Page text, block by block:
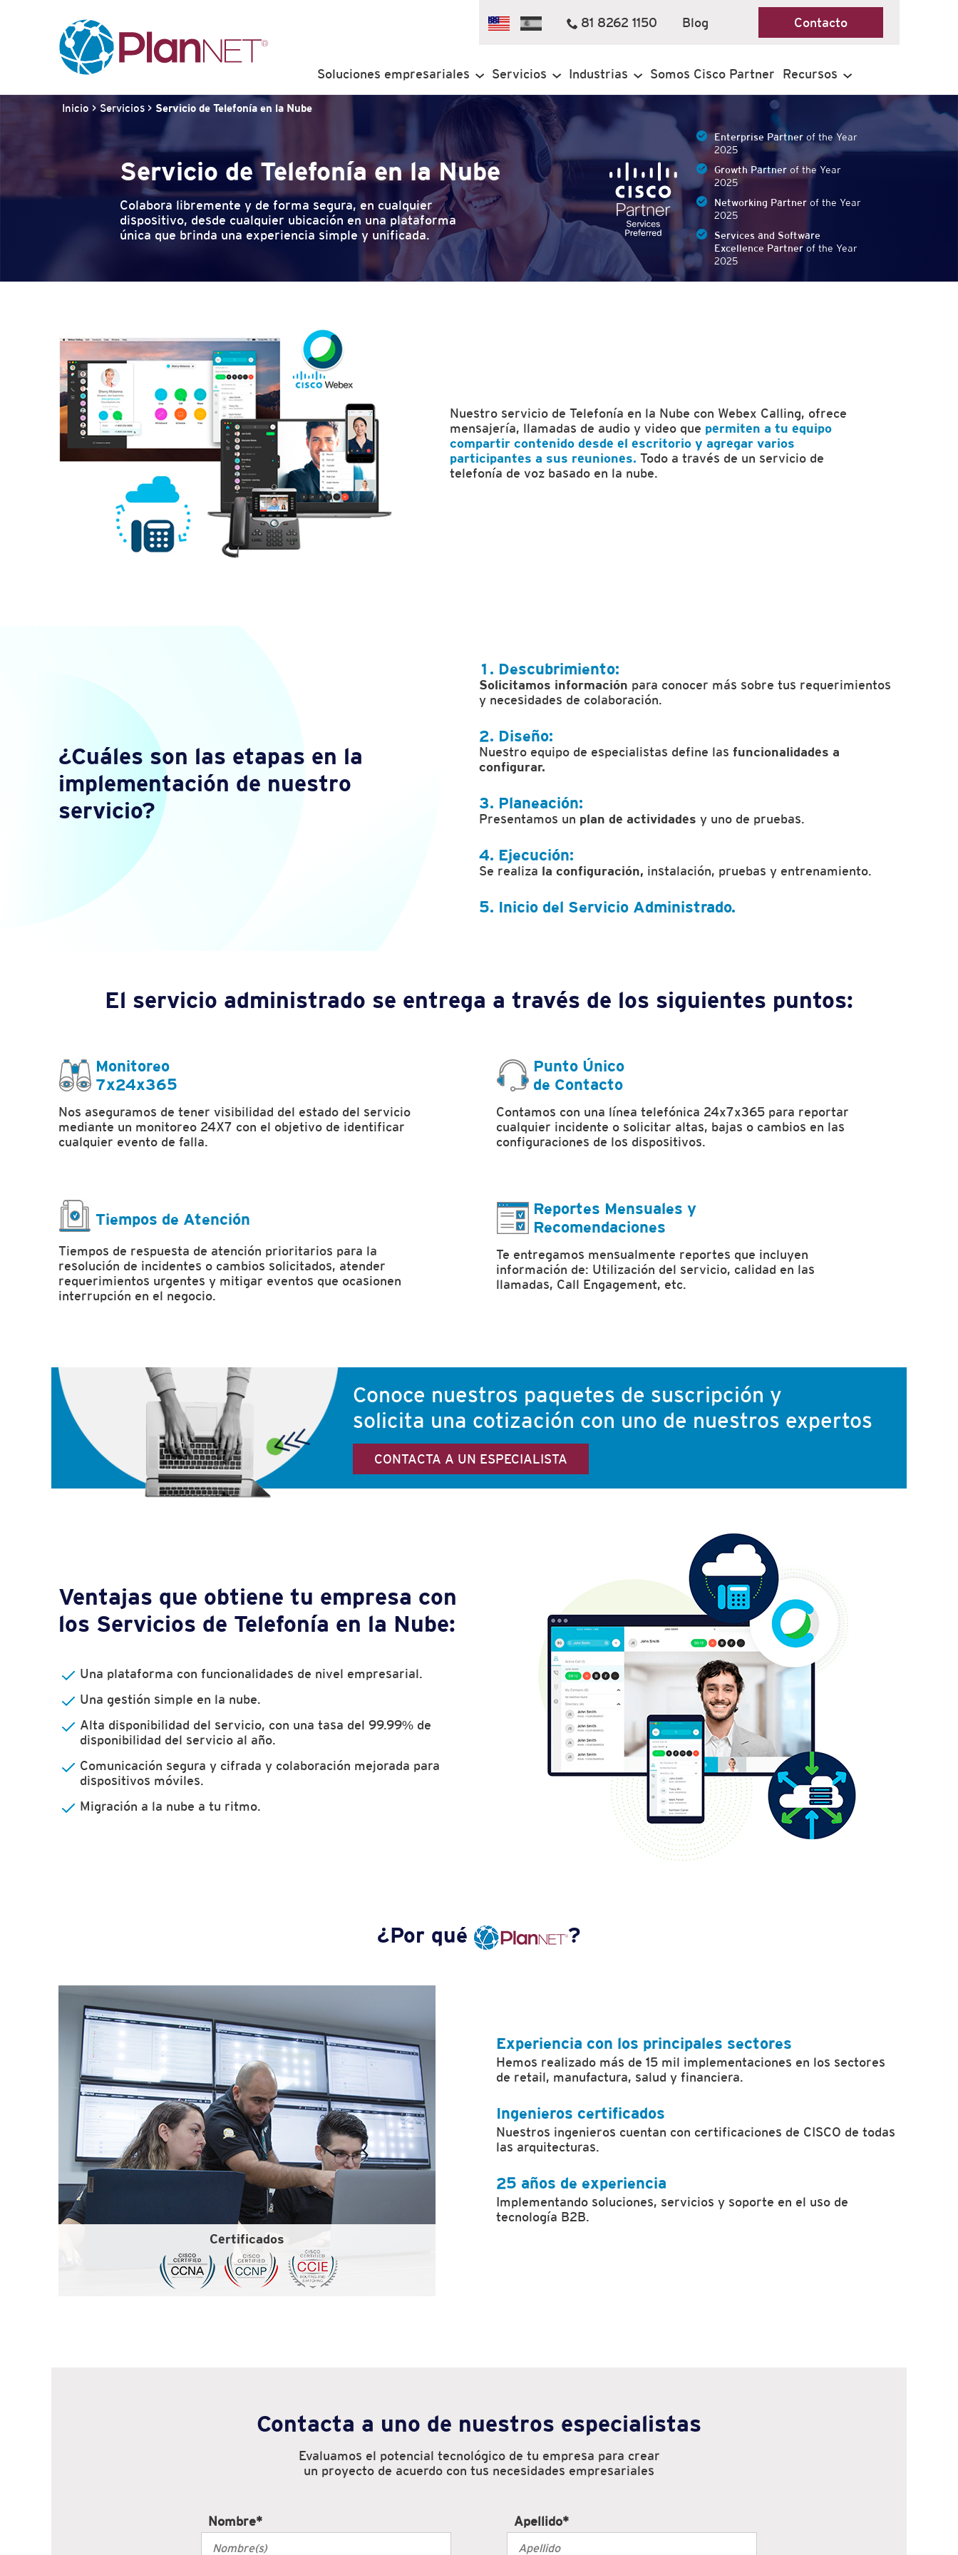
81 8262 1150 Blog Contacto
Soluciones empresariales Servicios Industrias Somos Cisco Partner Recursos
Inicio > Servicios > Servicio de Telefonía en la Nube
Servicio de Telefonía en la Nube
Colabora libremente y de forma segura, en cualquier
dispositivo, desde cualquier ubicación en una plataforma
única que brinda una experiencia simple y unificada.
Enterprise Partner of the Year
2025
Growth Partner of the Year
2025
Networking Partner of the Year
2025
Services and Software
Excellence Partner of the Year
2025
Nuestro servicio de Telefonía en la Nube con Webex Calling, ofrece
mensajería, llamadas de audio y video que permiten a tu equipo
compartir contenido desde el escritorio y agregar varios
participantes a sus reuniones. Todo a través de un servicio de
telefonía de voz basado en la nube.
¿Cuáles son las etapas en la
implementación de nuestro
servicio?
1. Descubrimiento:
Solicitamos información para conocer más sobre tus requerimientos
y necesidades de colaboración.
2. Diseño:
Nuestro equipo de especialistas define las funcionalidades a
configurar.
3. Planeación:
Presentamos un plan de actividades y uno de pruebas.
4. Ejecución:
Se realiza la configuración, instalación, pruebas y entrenamiento.
5. Inicio del Servicio Administrado.
El servicio administrado se entrega a través de los siguientes puntos:
Monitoreo
7x24x365
Nos aseguramos de tener visibilidad del estado del servicio
mediante un monitoreo 24X7 con el objetivo de identificar
cualquier evento de falla.
Punto Único
de Contacto
Contamos con una línea telefónica 24x7x365 para reportar
cualquier incidente o solicitar altas, bajas o cambios en las
configuraciones de los dispositivos.
Tiempos de Atención
Tiempos de respuesta de atención prioritarios para la
resolución de incidentes o cambios solicitados, atender
requerimientos urgentes y mitigar eventos que ocasionen
interrupción en el negocio.
Reportes Mensuales y
Recomendaciones
Te entregamos mensualmente reportes que incluyen
información de: Utilización del servicio, calidad en las
llamadas, Call Engagement, etc.
Conoce nuestros paquetes de suscripción y
solicita una cotización con uno de nuestros expertos
CONTACTA A UN ESPECIALISTA
Ventajas que obtiene tu empresa con
los Servicios de Telefonía en la Nube:
Una plataforma con funcionalidades de nivel empresarial.
Una gestión simple en la nube.
Alta disponibilidad del servicio, con una tasa del 99.99% de
disponibilidad del servicio al año.
Comunicación segura y cifrada y colaboración mejorada para
dispositivos móviles.
Migración a la nube a tu ritmo.
¿Por qué ?
Certificados
Experiencia con los principales sectores
Hemos realizado más de 15 mil implementaciones en los sectores
de retail, manufactura, salud y financiera.
Ingenieros certificados
Nuestros ingenieros cuentan con certificaciones de CISCO de todas
las arquitecturas.
25 años de experiencia
Implementando soluciones, servicios y soporte en el uso de
tecnología B2B.
Contacta a uno de nuestros especialistas
Evaluamos el potencial tecnológico de tu empresa para crear
un proyecto de acuerdo con tus necesidades empresariales
Nombre* Apellido*